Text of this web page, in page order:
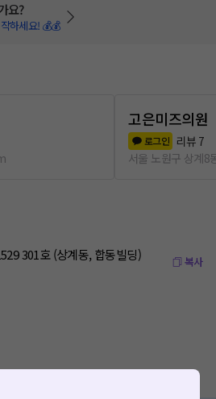
요?
하세요! 💰💰
고은미즈의원
로그인 리뷰 7
서울 노원구 상계8
301호 (상계동, 합동빌딩) 복사